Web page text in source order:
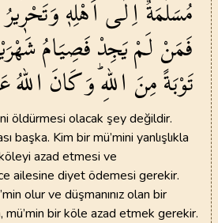
مُسَلَّمَةٌاِلٰٓىاَهْلِه۪وَتَحْر۪يرُ
فَمَنْلَمْيَجِدْفَصِيَامُ
تَوْبَةًمِنَ اللّٰهِۜوَكَانَ اللّٰهُ
öldürmesi olacak şey değildir.
başka. Kim bir mü’mini yanlışlıkla
azad etmesi ve
ailesine diyet ödemesi gerekir.
olur ve düşmanınız olan bir
bir köle azad etmek gerekir.